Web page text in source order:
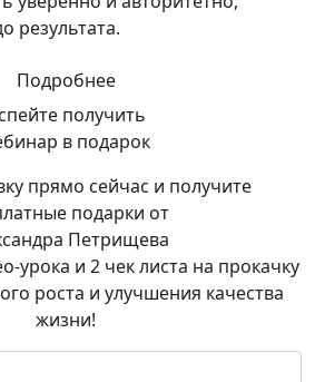
результата.
Подробнее
получить
в подарок
прямо сейчас и получите
подарки от
Петрищева
урока и 2 чек листа на прокачку
роста и улучшения качества
жизни!